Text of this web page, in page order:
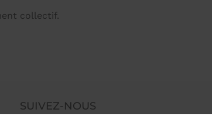
collectif.
SUIVEZ-NOUS